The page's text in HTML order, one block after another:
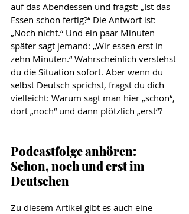
auf das Abendessen und fragst: „Ist das
Essen schon fertig?“ Die Antwort ist:
„Noch nicht.“ Und ein paar Minuten
später sagt jemand: „Wir essen erst in
zehn Minuten.“ Wahrscheinlich verstehst
du die Situation sofort. Aber wenn du
selbst Deutsch sprichst, fragst du dich
vielleicht: Warum sagt man hier „schon“,
dort „noch“ und dann plötzlich „erst“?
Podcastfolge anhören:
Schon, noch und erst im
Deutschen
Zu diesem Artikel gibt es auch eine